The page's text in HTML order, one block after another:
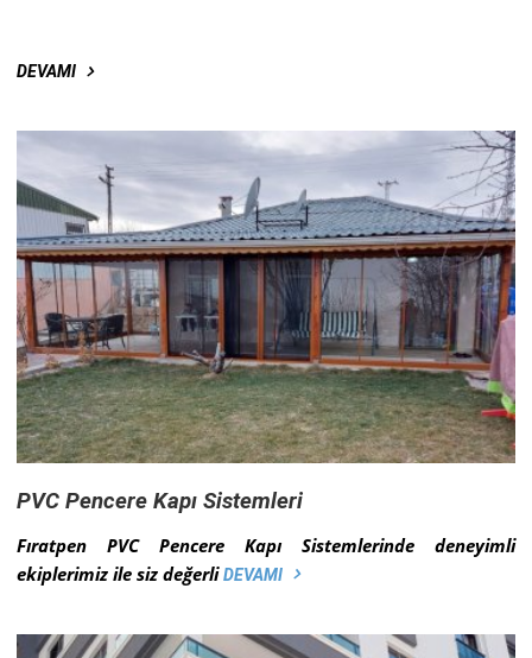
DEVAMI
PVC Pencere Kapı Sistemleri
Fıratpen PVC Pencere Kapı Sistemlerinde deneyimli
ekiplerimiz ile siz değerliDEVAMI